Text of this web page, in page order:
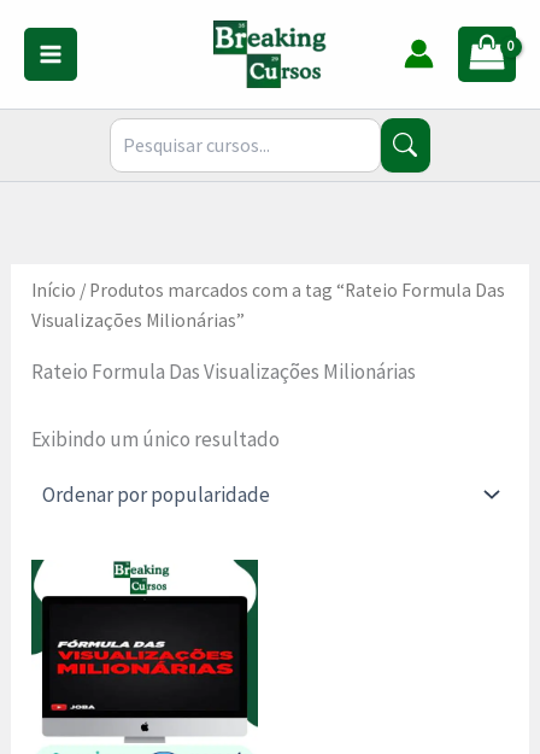
conteúdo
Início / Produtos marcados com a tag “Rateio Formula Das
Visualizações Milionárias”
Rateio Formula Das Visualizações Milionárias
Exibindo um único resultado